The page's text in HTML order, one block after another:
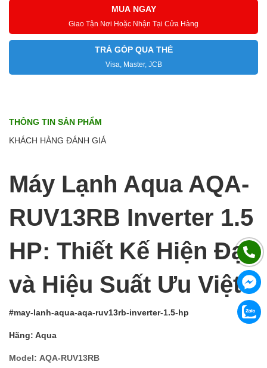
MUA NGAY
Giao Tận Nơi Hoặc Nhận Tại Cửa Hàng
TRẢ GÓP QUA THẺ
Visa, Master, JCB
THÔNG TIN SẢN PHẨM
KHÁCH HÀNG ĐÁNH GIÁ
Máy Lạnh Aqua AQA-
RUV13RB Inverter 1.5
HP: Thiết Kế Hiện Đại
và Hiệu Suất Ưu Việt
#may-lanh-aqua-aqa-ruv13rb-inverter-1.5-hp
Hãng: Aqua
Model: AQA-RUV13RB